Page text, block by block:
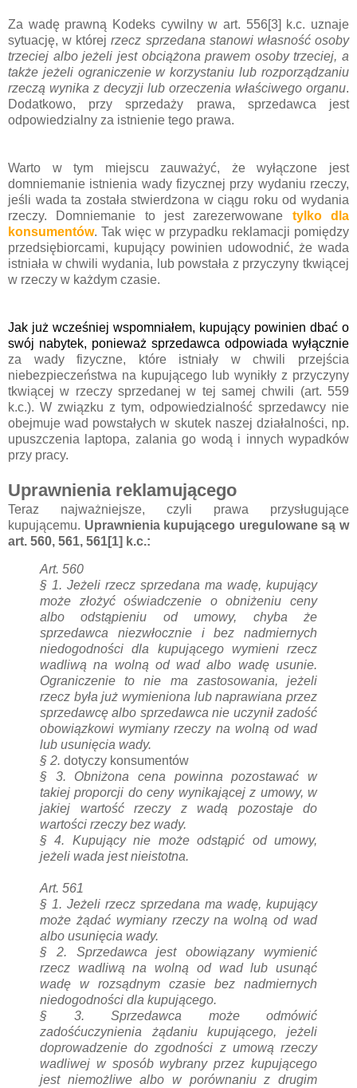
Za wadę prawną Kodeks cywilny w art. 556[3] k.c. uznaje
sytuację, w której rzecz sprzedana stanowi własność osoby
trzeciej albo jeżeli jest obciążona prawem osoby trzeciej, a
także jeżeli ograniczenie w korzystaniu lub rozporządzaniu
rzeczą wynika z decyzji lub orzeczenia właściwego organu.
Dodatkowo, przy sprzedaży prawa, sprzedawca jest
odpowiedzialny za istnienie tego prawa.
Warto w tym miejscu zauważyć, że wyłączone jest
domniemanie istnienia wady fizycznej przy wydaniu rzeczy,
jeśli wada ta została stwierdzona w ciągu roku od wydania
rzeczy. Domniemanie to jest zarezerwowane tylko dla
konsumentów. Tak więc w przypadku reklamacji pomiędzy
przedsiębiorcami, kupujący powinien udowodnić, że wada
istniała w chwili wydania, lub powstała z przyczyny tkwiącej
w rzeczy w każdym czasie.
Jak już wcześniej wspomniałem, kupujący powinien dbać o
swój nabytek, ponieważ sprzedawca odpowiada wyłącznie
za wady fizyczne, które istniały w chwili przejścia
niebezpieczeństwa na kupującego lub wynikły z przyczyny
tkwiącej w rzeczy sprzedanej w tej samej chwili (art. 559
k.c.). W związku z tym, odpowiedzialność sprzedawcy nie
obejmuje wad powstałych w skutek naszej działalności, np.
upuszczenia laptopa, zalania go wodą i innych wypadków
przy pracy.
Uprawnienia reklamującego
Teraz najważniejsze, czyli prawa przysługujące
kupującemu. Uprawnienia kupującego uregulowane są w
art. 560, 561, 561[1] k.c.:
Art. 560
§ 1. Jeżeli rzecz sprzedana ma wadę, kupujący
może złożyć oświadczenie o obniżeniu ceny
albo odstąpieniu od umowy, chyba że
sprzedawca niezwłocznie i bez nadmiernych
niedogodności dla kupującego wymieni rzecz
wadliwą na wolną od wad albo wadę usunie.
Ograniczenie to nie ma zastosowania, jeżeli
rzecz była już wymieniona lub naprawiana przez
sprzedawcę albo sprzedawca nie uczynił zadość
obowiązkowi wymiany rzeczy na wolną od wad
lub usunięcia wady.
§ 2. dotyczy konsumentów
§ 3. Obniżona cena powinna pozostawać w
takiej proporcji do ceny wynikającej z umowy, w
jakiej wartość rzeczy z wadą pozostaje do
wartości rzeczy bez wady.
§ 4. Kupujący nie może odstąpić od umowy,
jeżeli wada jest nieistotna.
Art. 561
§ 1. Jeżeli rzecz sprzedana ma wadę, kupujący
może żądać wymiany rzeczy na wolną od wad
albo usunięcia wady.
§ 2. Sprzedawca jest obowiązany wymienić
rzecz wadliwą na wolną od wad lub usunąć
wadę w rozsądnym czasie bez nadmiernych
niedogodności dla kupującego.
§ 3. Sprzedawca może odmówić
zadośćuczynienia żądaniu kupującego, jeżeli
doprowadzenie do zgodności z umową rzeczy
wadliwej w sposób wybrany przez kupującego
jest niemożliwe albo w porównaniu z drugim